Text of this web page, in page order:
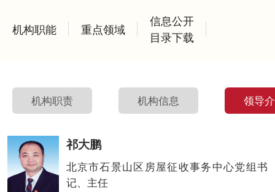
机构职能 重点领域
信息公开
目录下载
机构职责 机构信息 领导
祁大鹏
北京市石景山区房屋征收事务中心党组书
记、主任